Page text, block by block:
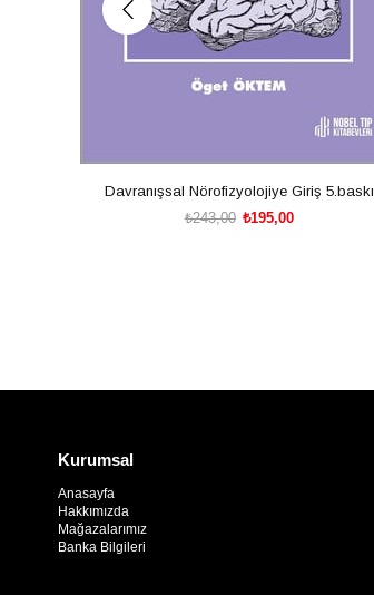
Davranışsal Nörofizyolojiye Giriş 5.baskı
₺195,00
₺243,00
Kurumsal
Anasayfa
Hakkımızda
Mağazalarımız
Banka Bilgileri